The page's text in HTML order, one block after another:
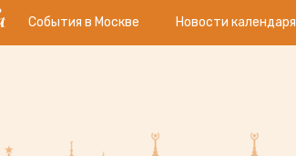
События в Москве Новости календаря